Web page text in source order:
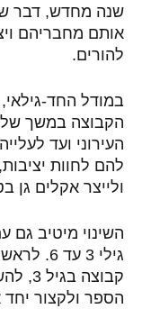
שנה מחדש, דבר
אותם מחבריהם
להורים.
במודל החד-
הקבוצה במשך
העירוני ועד
להם לחוות
ולייצר אקלים גן
השינוי מיטיב גם
גילי 3
הספר ולקצור יחד